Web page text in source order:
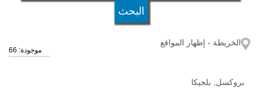
موجودة: 66
الخريطة - إظهار المواقع
بروكسل, بلجيكا